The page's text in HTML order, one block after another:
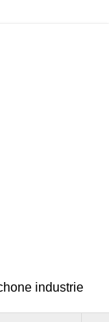
industrie